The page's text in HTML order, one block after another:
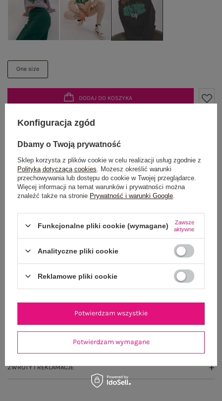
One size
DODAJ DO KOSZYKA
Możesz kupić także poprzez:
Dostawaod 7,99 zł
Do darmowej dostawy brakuje 200,00 zł
100 dni na zwrot
OPIS PRODUKTU
ZWROTY I REKLAMACJE
Konfiguracja zgód
Dbamy o Twoją prywatność
Sklep korzysta z plików cookie w celu realizacji usług zgodnie z
Polityką dotyczącą cookies . Możesz określić warunki
przechowywania lub dostępu do cookie w Twojej przeglądarce.
Więcej informacji na temat warunków i prywatności można
znaleźć także na stronie Prywatność i warunki Google
Funkcjonalne pliki cookie (wymagane)
Zawsze
aktywne
Analityczne pliki cookie
Reklamowe pliki cookie
Potwierdzam wymagane
Potwierdzam wszystkie